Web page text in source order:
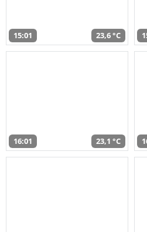
15:01 23,6 °C
16:01 23,1 °C